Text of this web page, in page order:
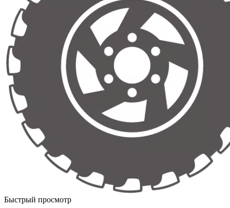
Быстрый просмотр